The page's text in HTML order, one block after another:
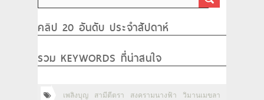
คลิป 20 อันดับ ประจำสัปดาห์
รวม KEYWORDS ที่น่าสนใจ
เพลิงบุญ สามีตีตรา สงครามนางฟ้า วิมานเมขลา